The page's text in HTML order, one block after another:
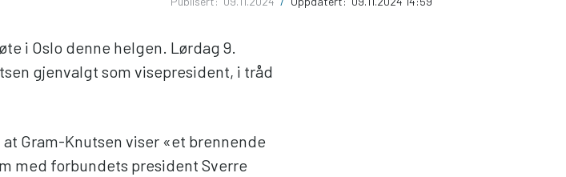
i Oslo denne helgen. Lørdag 9.
gjenvalgt som visepresident, i tråd
Gram-Knutsen viser «et brennende
med forbundets president Sverre